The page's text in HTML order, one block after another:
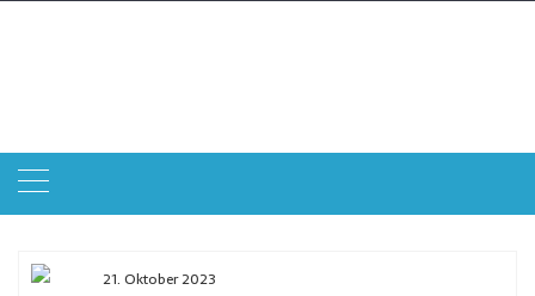
Zum
21. Oktober 2023